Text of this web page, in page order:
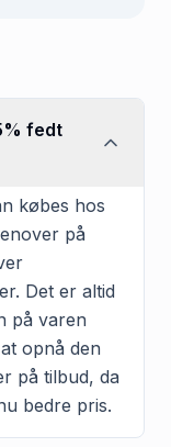
fedt
købes hos
på
Det er altid
på varen
opnå den
på tilbud, da
bedre pris.